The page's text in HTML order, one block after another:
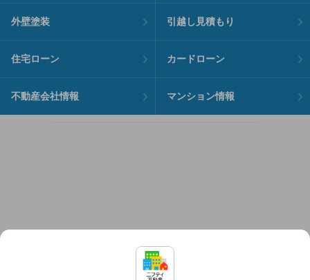
外壁塗装 引越し見積もり
住宅ローン カードローン
不動産会社情報 マンション情報